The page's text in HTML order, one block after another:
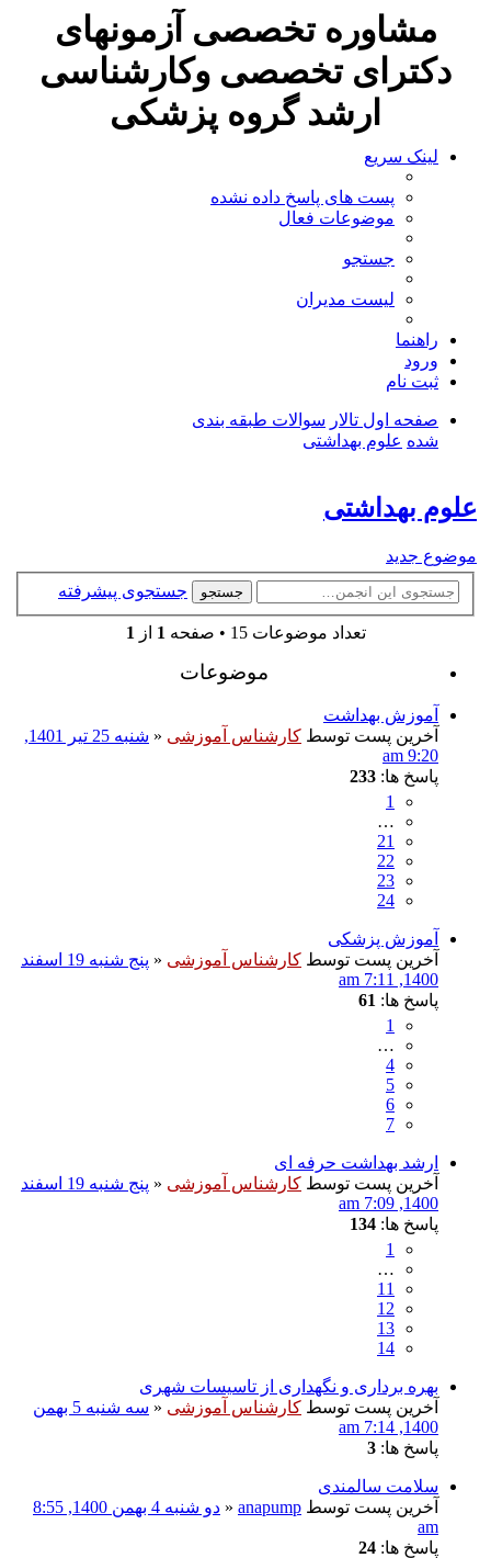
مشاوره تخصصی آزمونهای
دکترای تخصصی وکارشناسی
ارشد گروه پزشکی
لینک سریع
پست های پاسخ داده نشده
موضوعات فعال
جستجو
لیست مدیران
راهنما
ورود
ثبت نام
صفحه اول تالار سوالات طبقه بندی
شده علوم بهداشتی
علوم بهداشتی
موضوع جدید
جستجو جستجوی پیشرفته
تعداد موضوعات 15 • صفحه 1 از 1
موضوعات
آموزش بهداشت
آخرین پست توسط کارشناس آموزشی «
شنبه 25 تیر 1401,
9:20 am
پاسخ ها: 233
1
…
21
22
23
24
آموزش پزشکی
آخرین پست توسط کارشناس آموزشی «
پنج شنبه 19 اسفند
1400, 7:11 am
پاسخ ها: 61
1
…
4
5
6
7
ارشد بهداشت حرفه ای
آخرین پست توسط کارشناس آموزشی «
پنج شنبه 19 اسفند
1400, 7:09 am
پاسخ ها: 134
1
…
11
12
13
14
بهره برداری و نگهداری از تاسیسات شهری
آخرین پست توسط کارشناس آموزشی «
سه شنبه 5 بهمن
1400, 7:14 am
پاسخ ها: 3
سلامت سالمندی
آخرین پست توسط anapump
«
دو شنبه 4 بهمن 1400, 8:55
am
پاسخ ها: 24